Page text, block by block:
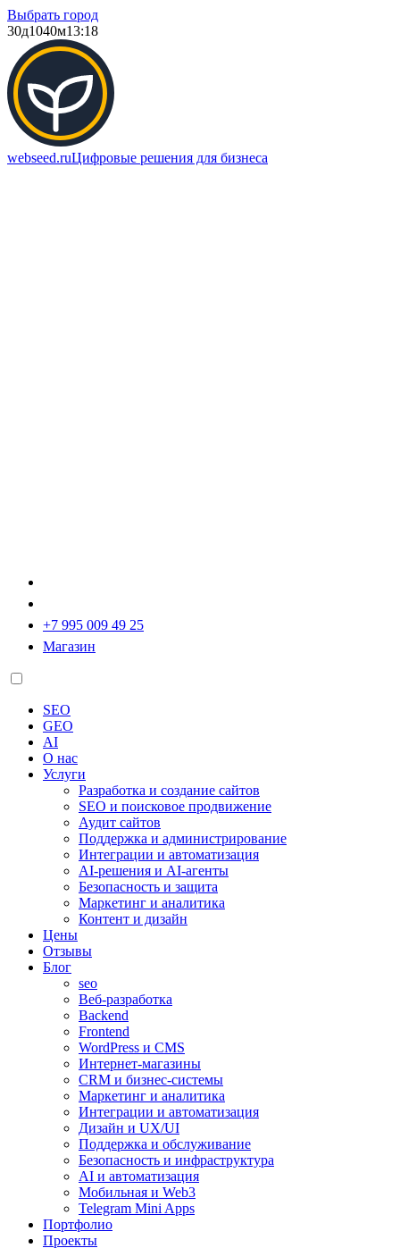
Выбрать город
30д1040м13:18
webseed.ruЦифровые решения для бизнеса
+7 995 009 49 25
Магазин
SEO
GEO
AI
О нас
Услуги
Разработка и создание сайтов
SEO и поисковое продвижение
Аудит сайтов
Поддержка и администрирование
Интеграции и автоматизация
AI-решения и AI-агенты
Безопасность и защита
Маркетинг и аналитика
Контент и дизайн
Цены
Отзывы
Блог
seo
Веб-разработка
Backend
Frontend
WordPress и CMS
Интернет-магазины
CRM и бизнес-системы
Маркетинг и аналитика
Интеграции и автоматизация
Дизайн и UX/UI
Поддержка и обслуживание
Безопасность и инфраструктура
AI и автоматизация
Мобильная и Web3
Telegram Mini Apps
Портфолио
Проекты